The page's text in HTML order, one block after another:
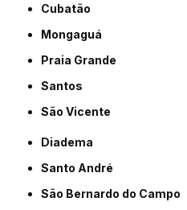
Cubatão
Mongaguá
Praia Grande
Santos
São Vicente
Diadema
Santo André
São Bernardo do Campo